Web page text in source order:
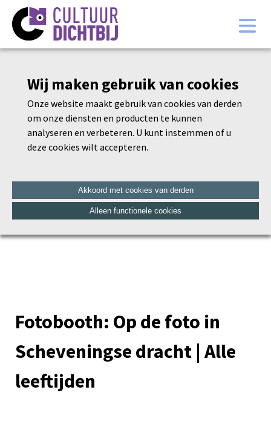
Wij maken gebruik van cookies
Onze website maakt gebruik van cookies van derden
om onze diensten en producten te kunnen
analyseren en verbeteren. U kunt instemmen of u
deze cookies wilt accepteren.
Akkoord met cookies van derden
Alleen functionele cookies
Home
Werkwijze Cultuurankers
Pareltjes
Fotobooth: Op de foto in
Scheveningse dracht | Alle
leeftijden